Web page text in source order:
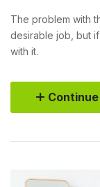
The problem with
desirable job, but
with it.